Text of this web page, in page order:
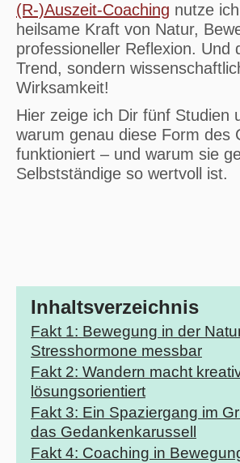
(R-)Auszeit-Coaching nutze
heilsame Kraft von Natur,
professioneller Reflexion. Und
Trend, sondern
Wirksamkeit!
Hier zeige ich Dir fünf Studien
warum genau diese Form des
funktioniert – und warum sie
Selbstständige so wertvoll ist.
Inhaltsverzeichnis
Fakt 1: Bewegung in der
Stresshormone messbar
Fakt 2: Wandern macht
lösungsorientiert
Fakt 3: Ein Spaziergang im
das Gedankenkarussell
Fakt 4: Coaching in